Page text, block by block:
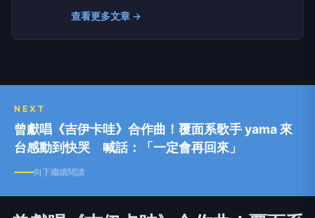
常面臨真假莫辨、是非難分的窘境，因此，獲取正
確訊息，藉以判斷萬事萬物，已是現代人的基本需
求。 媒體的重要功能之一就是「守望」，「觀傳
量。 「觀傳媒」以善念關心生活、關懷社會、關
查看更多文章 →
NEXT
曾獻唱《吉伊卡哇》合作曲！覆面系歌手 yama 來
台感動到快哭 喊話：「一定會再回來」
向下繼續閱讀